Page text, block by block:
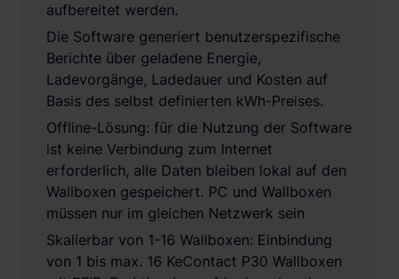
aufbereitet werden.
Die Software generiert benutzerspezifische
Berichte über geladene Energie,
Ladevorgänge, Ladedauer und Kosten auf
Basis des selbst definierten kWh-Preises.
Offline-Lösung: für die Nutzung der Software
ist keine Verbindung zum Internet
erforderlich, alle Daten bleiben lokal auf den
Wallboxen gespeichert. PC und Wallboxen
müssen nur im gleichen Netzwerk sein
Skalierbar von 1-16 Wallboxen: Einbindung
von 1 bis max. 16 KeContact P30 Wallboxen